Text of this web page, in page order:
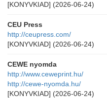
[KONYVKIAD] (2026-06-24)
CEU Press
http://ceupress.com/
[KONYVKIAD] (2026-06-24)
CEWE nyomda
http://www.ceweprint.hu/
http://cewe-nyomda.hu/
[KONYVKIAD] (2026-06-24)